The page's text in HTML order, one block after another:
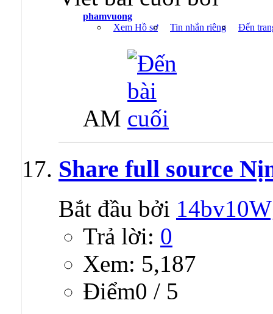
phamvuong
Xem Hồ sơ
Tin nhắn riêng Đến
AM
Share full source
Bắt đầu bởi
Trả lời: 0
Xem: 5,187
Ðiểm0 / 5